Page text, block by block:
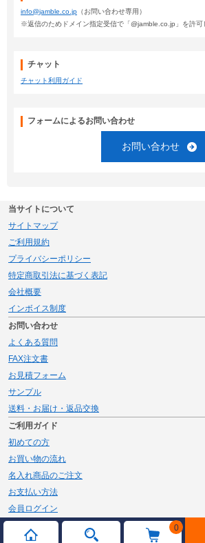
0
info@jamble.co.jp （お問い合わせ専用）
※返信のためドメイン指定受信で「@jamble.co.jp」を許可
チャット
チャット利用ガイド
フォームによるお問い合わせ
お問い合わせ
当サイトについて
サイトマップ
ご利用規約
プライバシーポリシー
特定商取引法に基づく表記
会社概要
インボイス制度
お問い合わせ
よくある質問
FAX注文書
お見積フォーム
サンプル
送料・お届け・返品交換
ご利用ガイド
初めての方
お買い物の流れ
名入れ商品のご注文
お支払い方法
会員ログイン
メルマガ登録